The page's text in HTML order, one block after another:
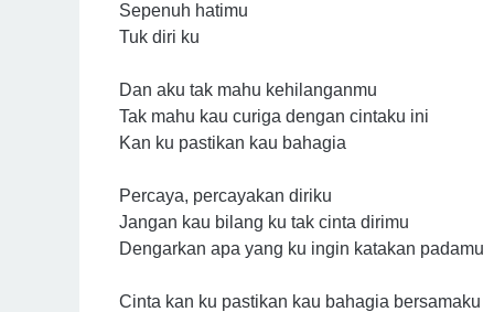
Sepenuh hatimu
Tuk diri ku
Dan aku tak mahu kehilanganmu
Tak mahu kau curiga dengan cintaku ini
Kan ku pastikan kau bahagia
Percaya, percayakan diriku
Jangan kau bilang ku tak cinta dirimu
Dengarkan apa yang ku ingin katakan padamu
Cinta kan ku pastikan kau bahagia bersamaku